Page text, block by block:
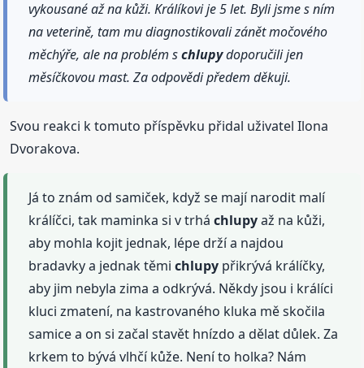
vykousané až na kůži. Králíkovi je 5 let. Byli jsme s ním
na veterině, tam mu diagnostikovali zánět močového
měchýře, ale na problém schlupydoporučili jen
měsíčkovou mast. Za odpovědi předem děkuji.
Svou reakci k tomuto příspěvku přidal uživatel Ilona
Dvorakova.
Já to znám od samiček, když se mají narodit malí
králíčci, tak maminka si v trháchlupyaž na kůži,
aby mohla kojit jednak, lépe drží a najdou
bradavky a jednak těmichlupy přikrývá králíčky,
aby jim nebyla zima a odkrývá. Někdy jsou i králíci
kluci zmatení, na kastrovaného kluka mě skočila
samice a on si začal stavět hnízdo a dělat důlek. Za
krkem to bývá vlhčí kůže. Není to holka? Nám